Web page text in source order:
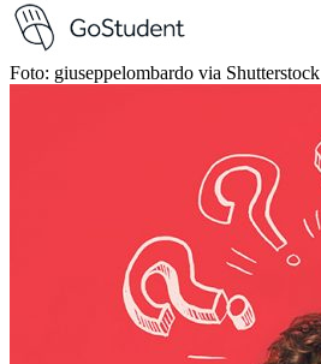
Foto: giuseppelombardo via Shutterstock